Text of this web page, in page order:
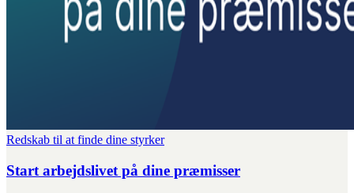
Redskab til at finde dine styrker
Start arbejdslivet på dine præmisser